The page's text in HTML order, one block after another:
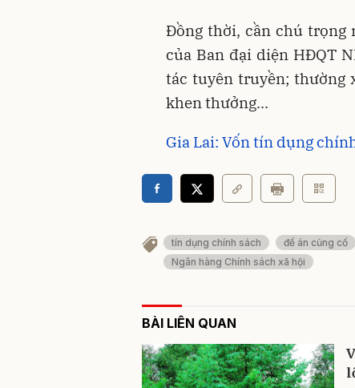
Đồng thời, cần chú trọng
của Ban đại diện HĐQT
tác tuyên truyền; thường
khen thưởng...
Gia Lai: Vốn tín dụng
tín dụng chính sách đề án củng cố
Ngân hàng Chính sách xã hội
BÀI LIÊN QUAN